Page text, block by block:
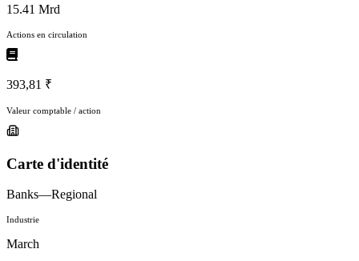
15.41 Mrd
Actions en circulation
393,81 ₹
Valeur comptable / action
Carte d'identité
Banks—Regional
Industrie
March